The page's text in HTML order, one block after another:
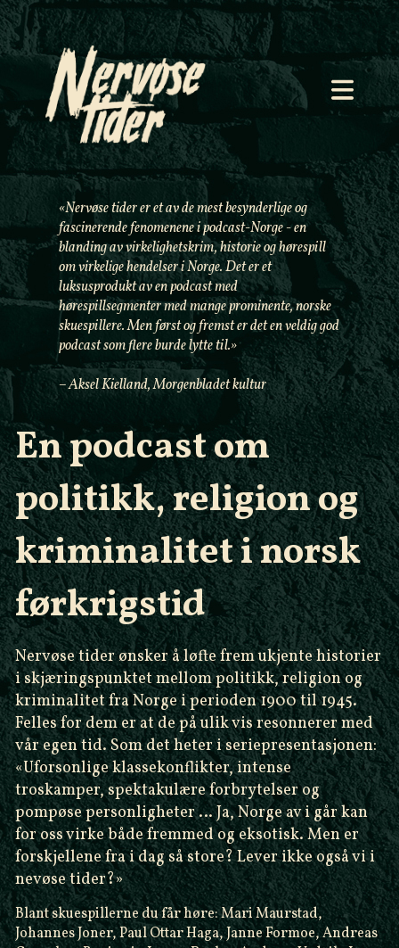
«Nervøse tider er et av de mest besynderlige og
fascinerende fenomenene i podcast-Norge - en
blanding av virkelighetskrim, historie og hørespill
om virkelige hendelser i Norge. Det er et
luksusprodukt av en podcast med
hørespillsegmenter med mange prominente, norske
skuespillere. Men først og fremst er det en veldig god
podcast som flere burde lytte til.»
– Aksel Kielland, Morgenbladet kultur
En podcast om
politikk, religion og
kriminalitet i norsk
førkrigstid
Nervøse tider ønsker å løfte frem ukjente historier
i skjæringspunktet mellom politikk, religion og
kriminalitet fra Norge i perioden 1900 til 1945.
Felles for dem er at de på ulik vis resonnerer med
vår egen tid. Som det heter i seriepresentasjonen:
«Uforsonlige klassekonflikter, intense
troskamper, spektakulære forbrytelser og
pompøse personligheter … Ja, Norge av i går kan
for oss virke både fremmed og eksotisk. Men er
forskjellene fra i dag så store? Lever ikke også vi i
nevøse tider?»
Blant skuespillerne du får høre: Mari Maurstad,
Johannes Joner, Paul Ottar Haga, Janne Formoe, Andreas